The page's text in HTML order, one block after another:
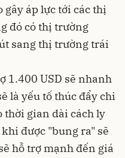
áp lực tới các thị
đó có thị trường
sang thị trường trái
1.400 USD sẽ nhanh
là yếu tố thúc đẩy chi
thời gian dài cách ly
được "bung ra" sẽ
hỗ trợ mạnh đến giá